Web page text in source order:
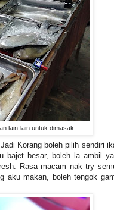
lain-lain untuk dimasak
Korang boleh pilih sendiri
bajet besar, boleh la ambil
Rasa macam nak try
aku makan, boleh tengok